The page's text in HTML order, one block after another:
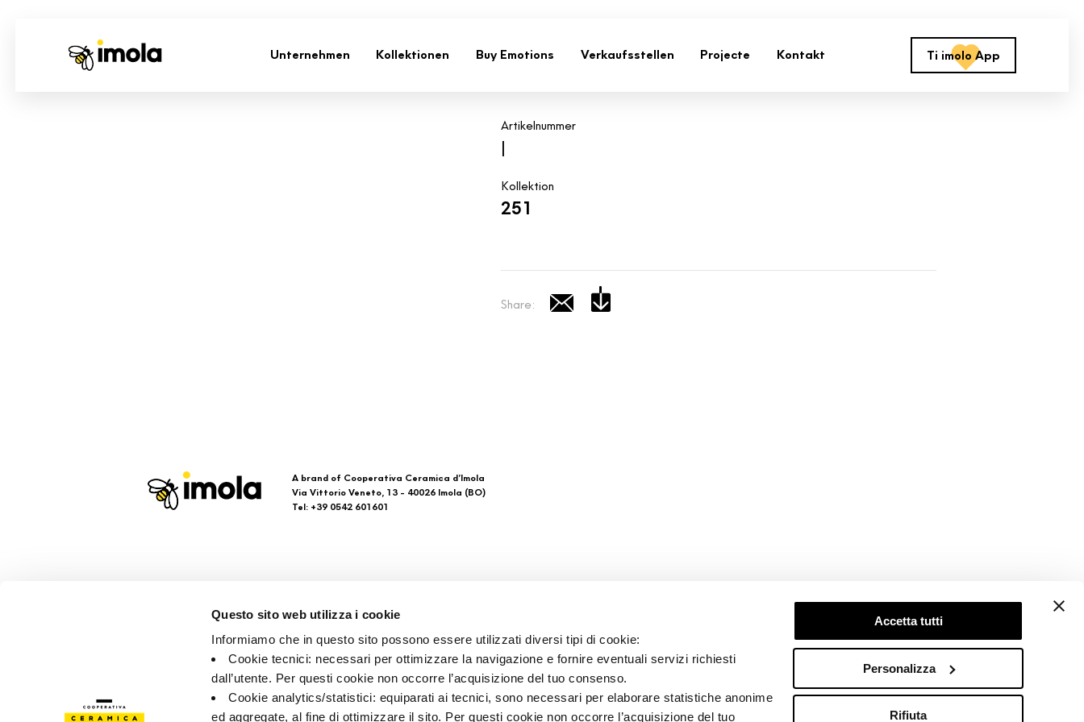
Questo sito web utilizza i cookie
Informiamo che in questo sito possono essere utilizzati diversi tipi di cookie:
Cookie tecnici: necessari per ottimizzare la navigazione e fornire eventuali servizi richiesti
dall’utente. Per questi cookie non occorre l’acquisizione del tuo consenso.
Cookie analytics/statistici: equiparati ai tecnici, sono necessari per elaborare statistiche anonime
ed aggregate, al fine di ottimizzare il sito. Per questi cookie non occorre l’acquisizione del tuo
Accetta tutti
Personalizza
Rifiuta
Unternehmen Kollektionen Buy Emotions Verkaufsstellen Projecte Kontakt Ti imolo App
Artikelnummer
|
Kollektion
251
Share:
A brand of Cooperativa Ceramica d’Imola
Via Vittorio Veneto, 13 - 40026 Imola (BO)
Tel: +39 0542 601601
Kontakt
Verkaufsstellen
Ti imolo App
Follow us